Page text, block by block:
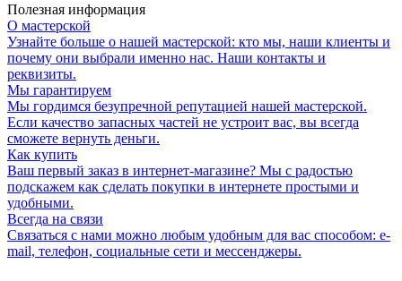
Полезная информация
О мастерской
Узнайте больше о нашей мастерской: кто мы, наши клиенты и
почему они выбрали именно нас. Наши контакты и
реквизиты.
Мы гарантируем
Мы гордимся безупречной репутацией нашей мастерской.
Если качество запасных частей не устроит вас, вы всегда
сможете вернуть деньги.
Как купить
Ваш первый заказ в интернет-магазине? Мы с радостью
подскажем как сделать покупки в интернете простыми и
удобными.
Всегда на связи
Связаться с нами можно любым удобным для вас способом: e-
mail, телефон, социальные сети и мессенджеры.